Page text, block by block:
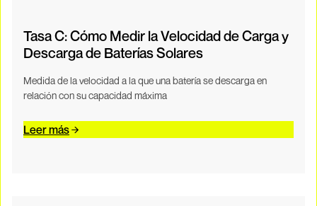
Tasa C: Cómo Medir la Velocidad de Carga y
Descarga de Baterías Solares
Medida de la velocidad a la que una batería se descarga en
relación con su capacidad máxima
Leer más